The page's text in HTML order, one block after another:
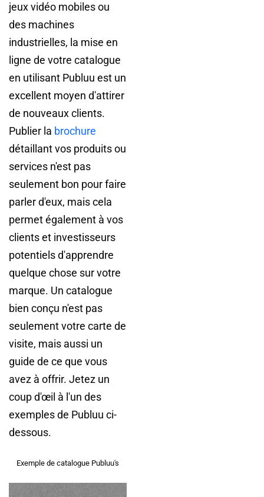
jeux vidéo mobiles ou
des machines
industrielles, la mise en
ligne de votre catalogue
en utilisant Publuu est un
excellent moyen d'attirer
de nouveaux clients.
Publier la brochure
détaillant vos produits ou
services n'est pas
seulement bon pour faire
parler d'eux, mais cela
permet également à vos
clients et investisseurs
potentiels d'apprendre
quelque chose sur votre
marque. Un catalogue
bien conçu n'est pas
seulement votre carte de
visite, mais aussi un
guide de ce que vous
avez à offrir. Jetez un
coup d'œil à l'un des
exemples de Publuu ci-
dessous.
Exemple de catalogue Publuu's